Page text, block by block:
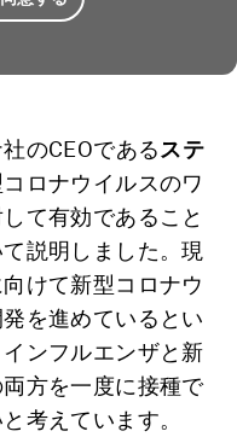
のCEOであるステ
ロナウイルスのワ
て有効であること
説明しました。現
けて新型コロナウ
を進めているとい
ンフルエンザと新
方を一度に接種で
考えています。